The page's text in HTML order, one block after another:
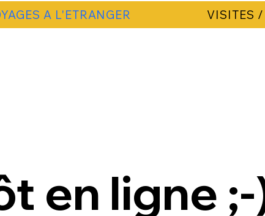
A L'ETRANGER VISITES
en ligne